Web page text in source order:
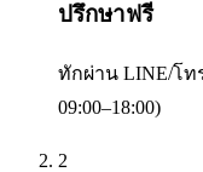
ปรึกษาฟรี
ทักผ่าน LINE/โ
09:00–18:00)
2